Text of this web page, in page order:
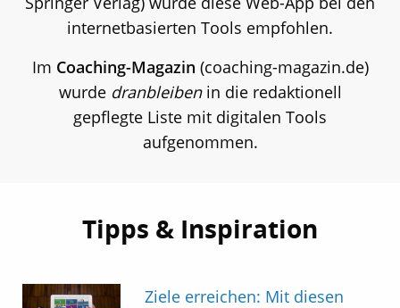
internetbasierten Tools empfohlen.
Im Coaching-Magazin (coaching-magazin.de)
wurde dranbleibenin die redaktionell
gepflegte Liste mit digitalen Tools
aufgenommen.
Tipps & Inspiration
Ziele erreichen: Mit diesen